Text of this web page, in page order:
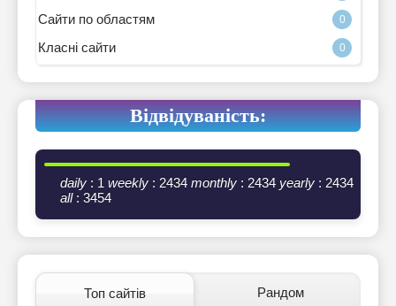
Сайти по областям 0
Класні сайти 0
Відвідуваність:
daily : 1 weekly : 2434 monthly : 2434 yearly : 2434
all: 3454
Топ сайтів Рандом